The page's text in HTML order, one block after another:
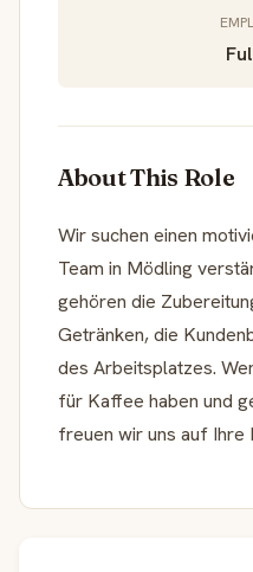
About This Role
Wir suchen einen
Team in Mödling
gehören die
Getränken, die
des Arbeitsplatzes.
für Kaffee haben und
freuen wir uns auf Ihre